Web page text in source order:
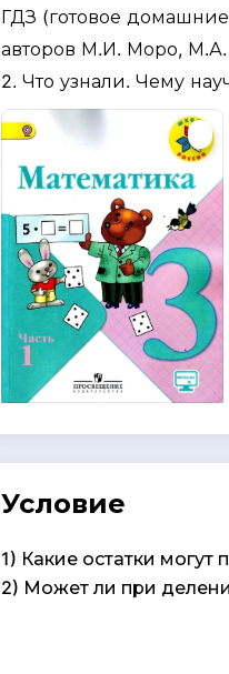
ГДЗ (готовое
авторов М.И. Моро, М.А.
2. Что узнали. Чему
Условие
1) Какие остатки могут
2) Может ли при